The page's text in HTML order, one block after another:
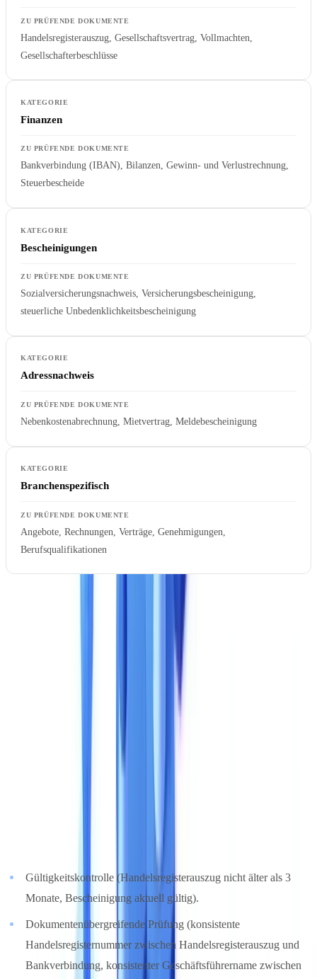
Handelsregisterauszug, Gesellschaftsvertrag, Vollmachten,
Gesellschafterbeschlüsse
Finanzen
Bankverbindung (IBAN), Bilanzen, Gewinn- und Verlustrechnung,
Steuerbescheide
Bescheinigungen
Sozialversicherungsnachweis, Versicherungsbescheinigung,
steuerliche Unbedenklichkeitsbescheinigung
Adressnachweis
Nebenkostenabrechnung, Mietvertrag, Meldebescheinigung
Branchenspezifisch
Angebote, Rechnungen, Verträge, Genehmigungen,
Berufsqualifikationen
Eine häufige Falle: Eine Lösung behauptet, einen Dokumententyp
Felder für jeden Dokumententyp an und prüfen Sie, ob diese Ihren
3. Prüf- und Compliance-Funktionen
Datenextraktion ist nur der erste Schritt. Der eigentliche Wert einer
Gültigkeitskontrolle (Handelsregisterauszug nicht älter als 3
Monate, Bescheinigung aktuell gültig).
Dokumentenübergreifende Prüfung (konsistente
Handelsregisternummer zwischen Handelsregisterauszug und
Bankverbindung, konsistenter Geschäftsführername zwischen